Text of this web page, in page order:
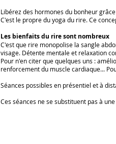
Libérez des hormones du bonheur
C'est le propre du yoga du rire. Ce
Les bienfaits du rire sont nombreux
C'est que rire monopolise la sangle
visage. Détente mentale et relaxation
Pour n'en citer que quelques uns :
renforcement du muscle cardiaque...
Séances possibles en présentiel et à
Ces séances ne se substituent pas à